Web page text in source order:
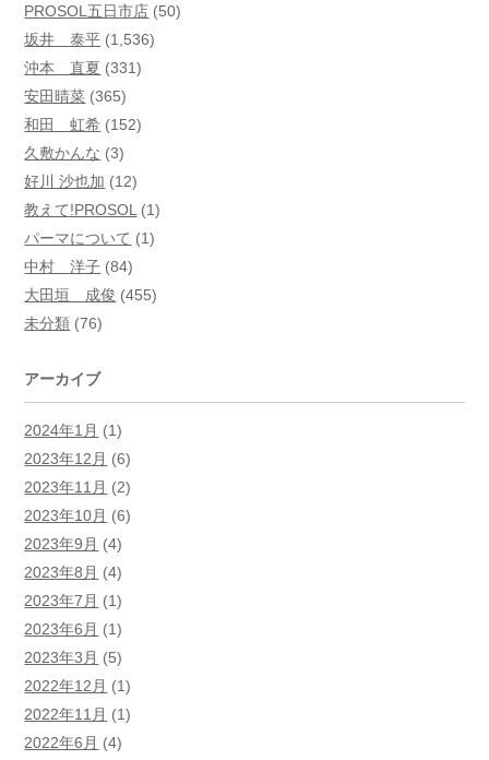
PROSOL五日市店 (50)
坂井 泰平 (1,536)
沖本 直夏 (331)
安田晴菜 (365)
和田 虹希 (152)
久敷かんな (3)
好川 沙也加 (12)
教えて!PROSOL (1)
パーマについて (1)
中村 洋子 (84)
大田垣 成俊 (455)
未分類 (76)
アーカイブ
2024年1月 (1)
2023年12月 (6)
2023年11月 (2)
2023年10月 (6)
2023年9月 (4)
2023年8月 (4)
2023年7月 (1)
2023年6月 (1)
2023年3月 (5)
2022年12月 (1)
2022年11月 (1)
2022年6月 (4)